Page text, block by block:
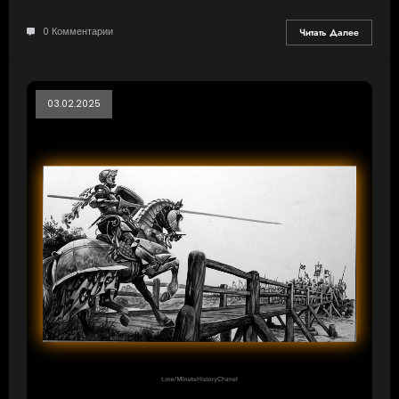
0 Комментарии Читать Далее
03.02.2025